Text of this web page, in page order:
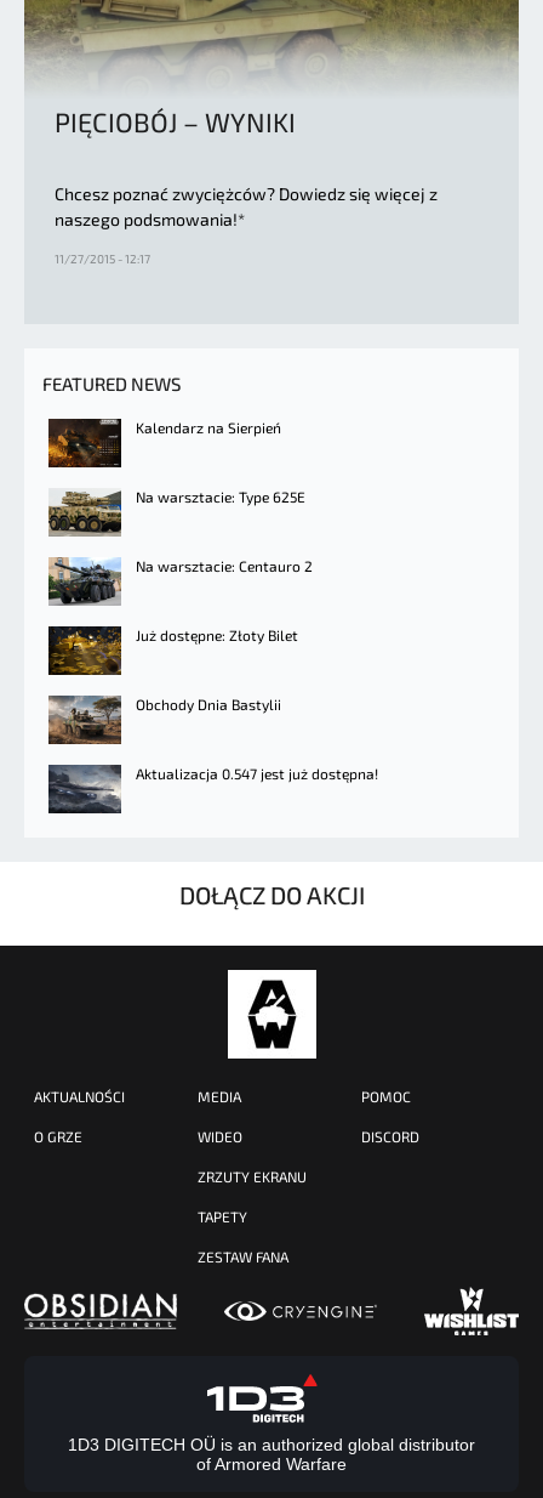
PIĘCIOBÓJ – WYNIKI
Chcesz poznać zwyciężców? Dowiedz się więcej z
naszego podsmowania!*
11/27/2015 - 12:17
FEATURED NEWS
Kalendarz na Sierpień
Na warsztacie: Type 625E
Na warsztacie: Centauro 2
Już dostępne: Złoty Bilet
Obchody Dnia Bastylii
Aktualizacja 0.547 jest już dostępna!
DOŁĄCZ DO AKCJI
AKTUALNOŚCI
O GRZE
MEDIA
WIDEO
ZRZUTY EKRANU
TAPETY
ZESTAW FANA
POMOC
DISCORD
1D3 DIGITECH OÜ is an authorized global distributor
of Armored Warfare